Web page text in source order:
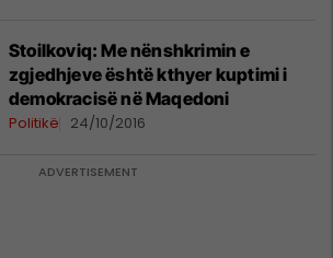
Stoilkoviq: Me nënshkrimin e
zgjedhjeve është kthyer kuptimi i
demokracisë në Maqedoni
Politikë 24/10/2016